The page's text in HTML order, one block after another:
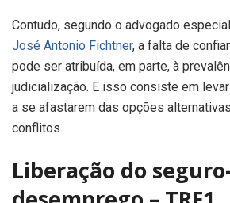
Contudo, segundo o advogado
José Antonio Fichtner, a falta de
pode ser atribuída, em parte, à
judicialização. E isso consiste em
a se afastarem das opções
conflitos.
Liberação do